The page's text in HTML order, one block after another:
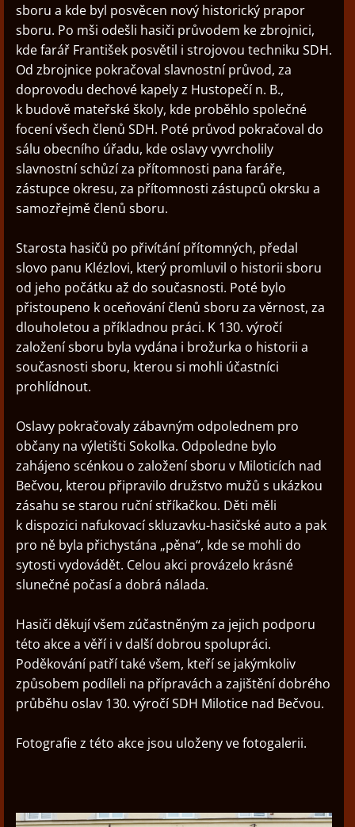
sboru a kde byl posvěcen nový historický prapor
sboru. Po mši odešli hasiči průvodem ke zbrojnici,
kde farář František posvětil i strojovou techniku SDH.
Od zbrojnice pokračoval slavnostní průvod, za
doprovodu dechové kapely z Hustopečí n. B.,
k budově mateřské školy, kde proběhlo společné
focení všech členů SDH. Poté průvod pokračoval do
sálu obecního úřadu, kde oslavy vyvrcholily
slavnostní schůzí za přítomnosti pana faráře,
zástupce okresu, za přítomnosti zástupců okrsku a
samozřejmě členů sboru.
Starosta hasičů po přivítání přítomných, předal
slovo panu Klézlovi, který promluvil o historii sboru
od jeho počátku až do současnosti. Poté bylo
přistoupeno k oceňování členů sboru za věrnost, za
dlouholetou a příkladnou práci. K 130. výročí
založení sboru byla vydána i brožurka o historii a
současnosti sboru, kterou si mohli účastníci
prohlídnout.
Oslavy pokračovaly zábavným odpolednem pro
občany na výletišti Sokolka. Odpoledne bylo
zahájeno scénkou o založení sboru v Miloticích nad
Bečvou, kterou připravilo družstvo mužů s ukázkou
zásahu se starou ruční stříkačkou. Děti měli
k dispozici nafukovací skluzavku-hasičské auto a pak
pro ně byla přichystána „pěna“, kde se mohli do
sytosti vydovádět. Celou akci provázelo krásné
slunečné počasí a dobrá nálada.
Hasiči děkují všem zúčastněným za jejich podporu
této akce a věří i v další dobrou spolupráci.
Poděkování patří také všem, kteří se jakýmkoliv
způsobem podíleli na přípravách a zajištění dobrého
průběhu oslav 130. výročí SDH Milotice nad Bečvou.
Fotografie z této akce jsou uloženy ve fotogalerii.